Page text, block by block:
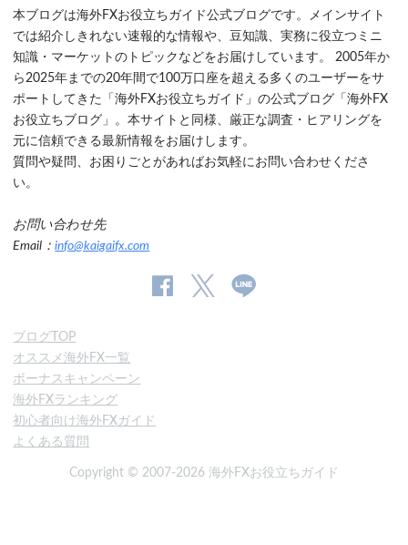
本ブログは海外FXお役立ちガイド公式ブログです。メインサイト
では紹介しきれない速報的な情報や、豆知識、実務に役立つミニ
知識・マーケットのトピックなどをお届けしています。 2005年か
ら2025年までの20年間で100万口座を超える多くのユーザーをサ
ポートしてきた「海外FXお役立ちガイド」の公式ブログ「海外FX
お役立ちブログ」。本サイトと同様、厳正な調査・ヒアリングを
元に信頼できる最新情報をお届けします。
質問や疑問、お困りごとがあればお気軽にお問い合わせくださ
い。
お問い合わせ先
Email：info@kaigaifx.com
ブログTOP
オススメ海外FX一覧
ボーナスキャンペーン
海外FXランキング
初心者向け海外FXガイド
よくある質問
Copyright © 2007-2026 海外FXお役立ちガイド